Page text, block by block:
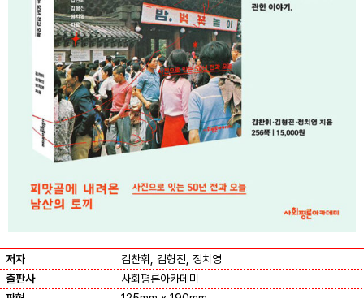
저자
김찬휘, 김형진, 정치영
출판사
사회평론아카데미